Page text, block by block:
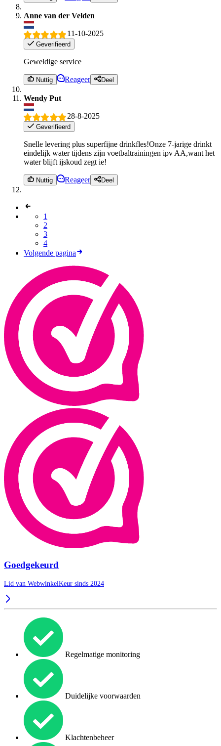
Anne van der Velden
11-10-2025
Geverifieerd
Geweldige service
Nuttig Reageer Deel
Wendy Put
28-8-2025
Geverifieerd
Snelle levering plus superfijne drinkfles!Onze 7-jarige drinkt
eindelijk water tijdens zijn voetbaltrainingen ipv AA,want het
water blijft ijskoud zegt ie!
Nuttig Reageer Deel
1
2
3
4
Volgende pagina
Goedgekeurd
Lid van WebwinkelKeur sinds 2024
Regelmatige monitoring
Duidelijke voorwaarden
Klachtenbeheer